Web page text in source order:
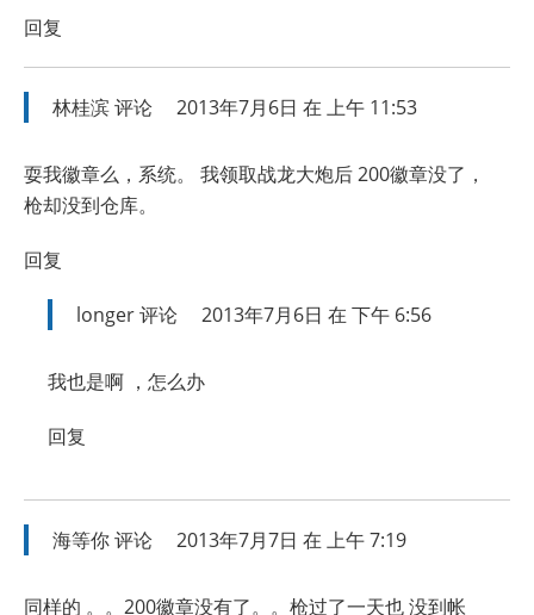
回复
林桂滨评论 2013年7月6日 在 上午 11:53
耍我徽章么，系统。 我领取战龙大炮后 200徽章没了，
枪却没到仓库。
回复
longer评论 2013年7月6日 在 下午 6:56
我也是啊 ，怎么办
回复
海等你评论 2013年7月7日 在 上午 7:19
同样的 。。200徽章没有了。。枪过了一天也 没到帐